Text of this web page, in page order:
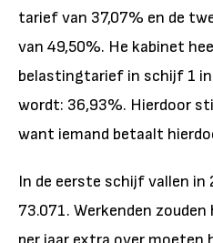
tarief van 37,07% en de
van 49,50%. He kabinet
belastingtarief in schijf 1
wordt: 36,93%. Hierdoor
want iemand betaalt
In de eerste schijf vallen
73.071. Werkenden